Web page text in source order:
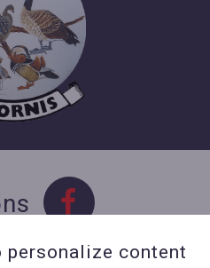
personalize content